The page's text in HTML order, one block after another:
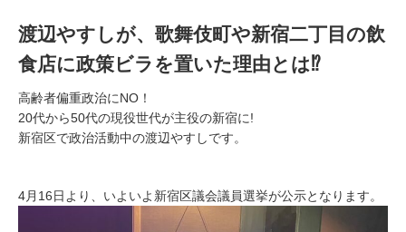
渡辺やすしが、歌舞伎町や新宿二丁目の飲
食店に政策ビラを置いた理由とは⁉
高齢者偏重政治にNO！
20代から50代の現役世代が主役の新宿に!
新宿区で政治活動中の渡辺やすしです。
4月16日より、いよいよ新宿区議会議員選挙が公示となります。